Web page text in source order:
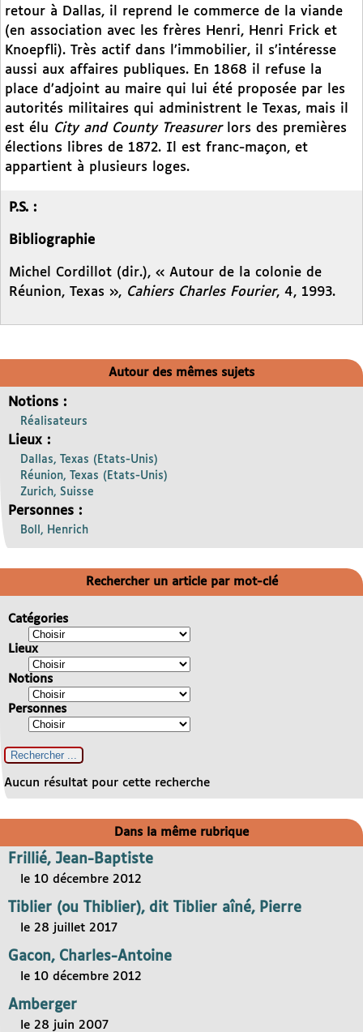
retour à Dallas, il reprend le commerce de la viande
(en association avec les frères Henri, Henri Frick et
Knoepfli). Très actif dans l’immobilier, il s’intéresse
aussi aux affaires publiques. En 1868 il refuse la
place d’adjoint au maire qui lui été proposée par les
autorités militaires qui administrent le Texas, mais il
est élu City and County Treasurerlors des premières
élections libres de 1872. Il est franc-maçon, et
appartient à plusieurs loges.
P.S. :
Bibliographie
Michel Cordillot (dir.), « Autour de la colonie de
Réunion, Texas », Cahiers Charles Fourier, 4, 1993.
Autour des mêmes sujets
Notions :
Réalisateurs
Lieux :
Dallas, Texas (Etats-Unis)
Réunion, Texas (Etats-Unis)
Zurich, Suisse
Personnes :
Boll, Henrich
Rechercher un article par mot-clé
Catégories
Lieux
Notions
Personnes
Aucun résultat pour cette recherche
Dans la même rubrique
Frillié, Jean-Baptiste
le 10 décembre 2012
Tiblier (ou Thiblier), dit Tiblier aîné, Pierre
le 28 juillet 2017
Gacon, Charles-Antoine
le 10 décembre 2012
Amberger
le 28 juin 2007